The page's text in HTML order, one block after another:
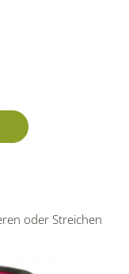
oder Streichen